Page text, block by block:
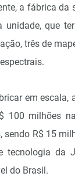
a fábrica da
unidade, que
três de
em escala,
100 milhões
sendo R$ 15
tecnologia da
do Brasil.